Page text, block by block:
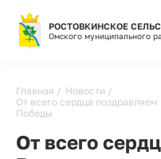
РОСТОВКИНСКОЕ
Омского муниципального
Строка
навигации
Главная
Новости
От всего сердца
Победы
От всего